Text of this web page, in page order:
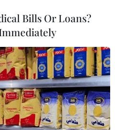
người bị thương
. Bills Or Loans?